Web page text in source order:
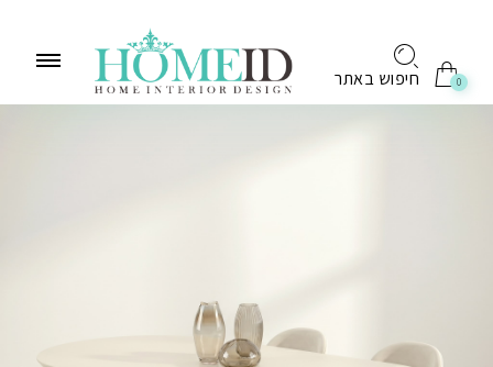
חיפוש באתר 0